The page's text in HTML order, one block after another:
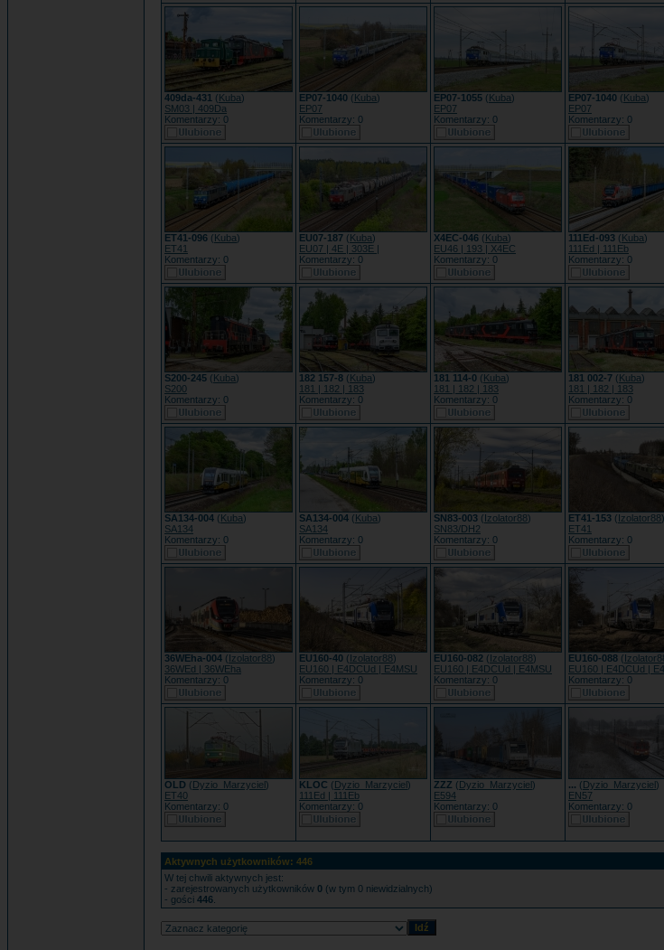
409da-431 (Kuba)
SM03 | 409Da
Komentarzy: 0
EP07-1040 (Kuba)
EP07
Komentarzy: 0
EP07-1055 (Kuba)
EP07
Komentarzy: 0
EP07-1040 (Kuba)
EP07
Komentarzy: 0
ET41-096 (Kuba)
ET41
Komentarzy: 0
EU07-187 (Kuba)
EU07 | 4E | 303E |
Komentarzy: 0
X4EC-046 (Kuba)
EU46 | 193 | X4EC
Komentarzy: 0
111Ed-093 (Kuba)
111Ed | 111Eb
Komentarzy: 0
S200-245 (Kuba)
S200
Komentarzy: 0
182 157-8 (Kuba)
181 | 182 | 183
Komentarzy: 0
181 114-0 (Kuba)
181 | 182 | 183
Komentarzy: 0
181 002-7 (Kuba)
181 | 182 | 183
Komentarzy: 0
SA134-004 (Kuba)
SA134
Komentarzy: 0
SA134-004 (Kuba)
SA134
Komentarzy: 0
SN83-003 (Izolator88)
SN83/DH2
Komentarzy: 0
ET41-153 (Izolator88)
ET41
Komentarzy: 0
36WEha-004 (Izolator88)
36WEd | 36WEha
Komentarzy: 0
EU160-40 (Izolator88)
EU160 | E4DCUd | E4MSU
Komentarzy: 0
EU160-082 (Izolator88)
EU160 | E4DCUd | E4MSU
Komentarzy: 0
EU160-088 (
EU160 | E4DCUd |
Komentarzy: 0
OLD (Dyzio_Marzyciel)
ET40
Komentarzy: 0
KLOC (Dyzio_Marzyciel)
111Ed | 111Eb
Komentarzy: 0
ZZZ (Dyzio_Marzyciel)
E594
Komentarzy: 0
... (Dyzio_Marzyciel)
EN57
Komentarzy: 0
Aktywnych użytkowników: 446
W tej chwili aktywnych jest:
- zarejestrowanych użytkowników 0 (w tym 0 niewidzialnych)
- gości 446